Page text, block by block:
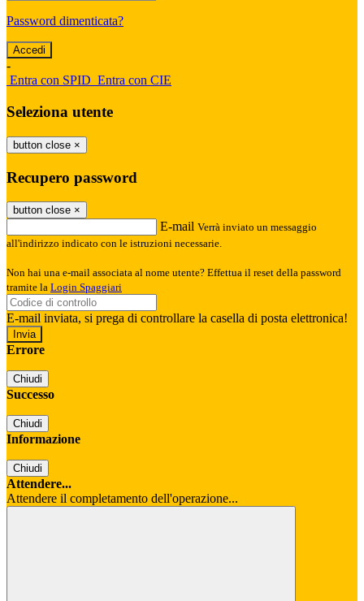
Password dimenticata?
-
Entra con SPID Entra con CIE
Seleziona utente
button close ×
Recupero password
button close ×
E-mail Verrà inviato un messaggio
all'indirizzo indicato con le istruzioni necessarie.
Non hai una e-mail associata al nome utente? Effettua il reset della password
tramite la Login Spaggiari
E-mail inviata, si prega di controllare la casella di posta elettronica!
Errore
Chiudi
Successo
Chiudi
Informazione
Chiudi
Attendere...
Attendere il completamento dell'operazione...